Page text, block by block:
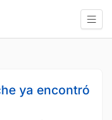
ya encontró